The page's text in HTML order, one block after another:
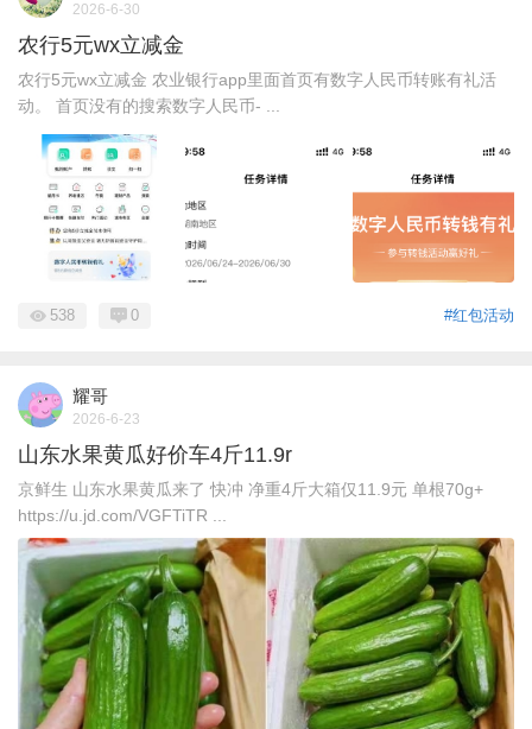
2026-6-30
农行5元wx立减金
农行5元wx立减金 农业银行app里面首页有数字人民币转账有礼活
动。 首页没有的搜索数字人民币- ...
#红包活动
538 0
耀哥
2026-6-23
山东水果黄瓜好价车4斤11.9r
京鲜生 山东水果黄瓜来了 快冲 净重4斤大箱仅11.9元 单根70g+
https://u.jd.com/VGFTiTR ...